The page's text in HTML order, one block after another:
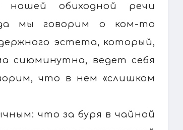
обиходной речи
мы говорим о ком-то
эстета, который,
сиюминутна, ведет себя
что в нем «слишком
что за буря в чайной